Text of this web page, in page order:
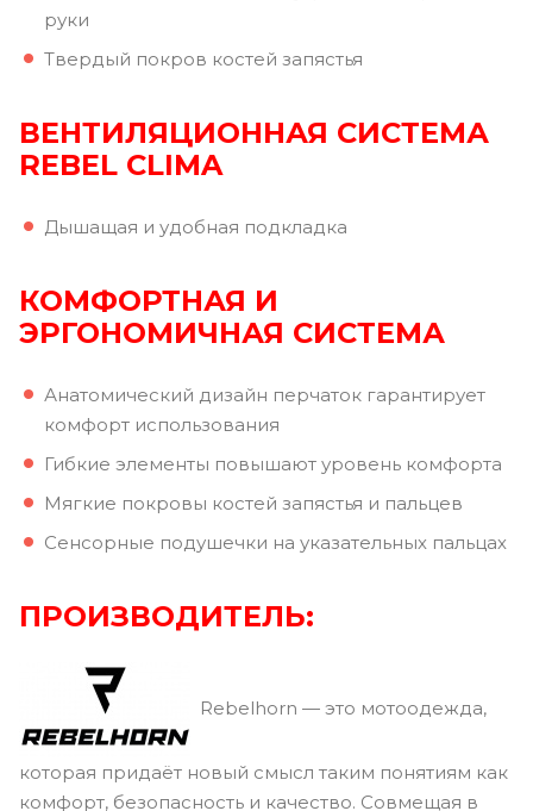
руки
Твердый покров костей запястья
ВЕНТИЛЯЦИОННАЯ СИСТЕМА
REBEL CLIMA
Дышащая и удобная подкладка
КОМФОРТНАЯ И
ЭРГОНОМИЧНАЯ СИСТЕМА
Анатомический дизайн перчаток гарантирует
комфорт использования
Гибкие элементы повышают уровень комфорта
Мягкие покровы костей запястья и пальцев
Сенсорные подушечки на указательных пальцах
ПРОИЗВОДИТЕЛЬ:
Rebelhorn — это мотоодежда,
которая придаёт новый смысл таким понятиям как
комфорт, безопасность и качество. Совмещая в